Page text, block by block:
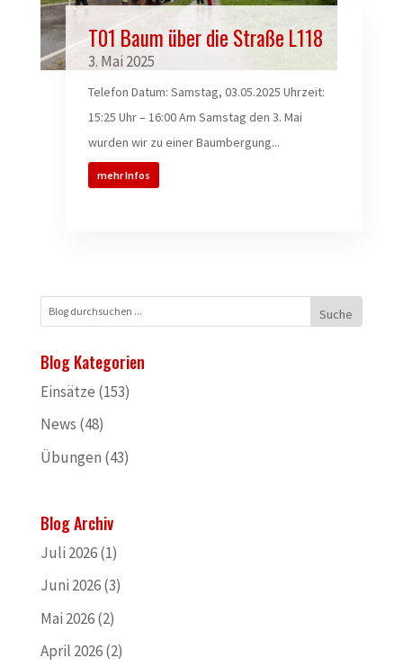
T01 Baum über die Straße L118
3. Mai 2025
Telefon Datum: Samstag, 03.05.2025 Uhrzeit:
15:25 Uhr – 16:00 Am Samstag den 3. Mai
wurden wir zu einer Baumbergung...
mehr Infos
Blog Kategorien
Einsätze (153)
News (48)
Übungen (43)
Blog Archiv
Juli 2026(1)
Juni 2026(3)
Mai 2026(2)
April 2026(2)